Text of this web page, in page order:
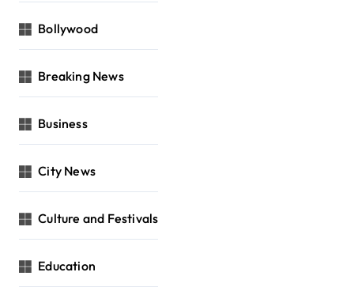
Bollywood
Breaking News
Business
City News
Culture and Festivals
Education